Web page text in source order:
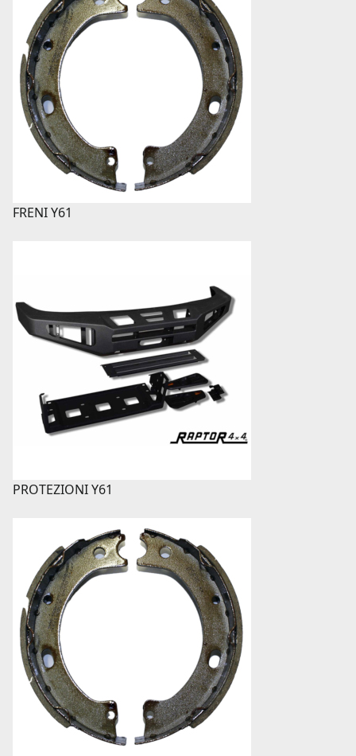
FRENI Y61
PROTEZIONI Y61